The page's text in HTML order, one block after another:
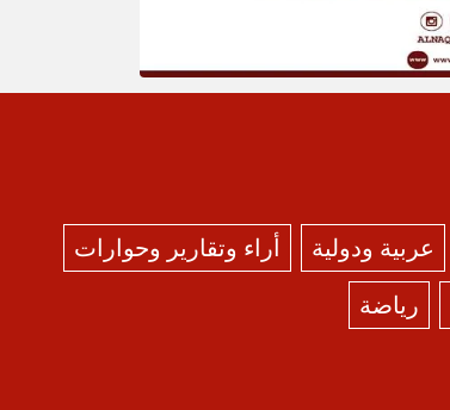
عربية ودولية
أراء وتقارير وحوارات
رياضة